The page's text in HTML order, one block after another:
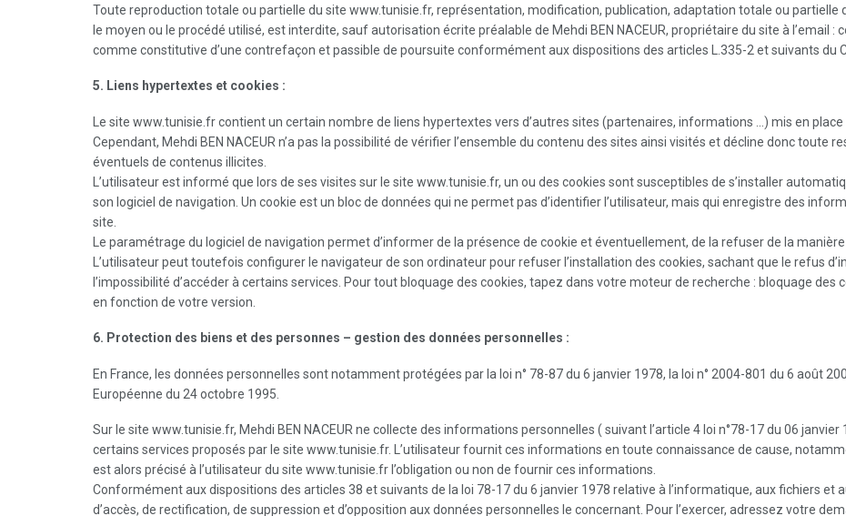
Toute reproduction totale ou partielle du site www.tunisie.fr, représentation, modification, publication, adaptation totale ou partielle
le moyen ou le procédé utilisé, est interdite, sauf autorisation écrite préalable de Mehdi BEN NACEUR, propriétaire du site à l’email
comme constitutive d’une contrefaçon et passible de poursuite conformément aux dispositions des articles L.335-2 et suivants du
5. Liens hypertextes et cookies :
Le site www.tunisie.fr contient un certain nombre de liens hypertextes vers d’autres sites (partenaires, informations …) mis en place
Cependant, Mehdi BEN NACEUR n’a pas la possibilité de vérifier l’ensemble du contenu des sites ainsi visités et décline donc toute
éventuels de contenus illicites.
L’utilisateur est informé que lors de ses visites sur le site www.tunisie.fr, un ou des cookies sont susceptibles de s’installer
son logiciel de navigation. Un cookie est un bloc de données qui ne permet pas d’identifier l’utilisateur, mais qui enregistre des
site.
Le paramétrage du logiciel de navigation permet d’informer de la présence de cookie et éventuellement, de la refuser de la manière
L’utilisateur peut toutefois configurer le navigateur de son ordinateur pour refuser l’installation des cookies, sachant que le refus
l’impossibilité d’accéder à certains services. Pour tout bloquage des cookies, tapez dans votre moteur de recherche : bloquage
en fonction de votre version.
6. Protection des biens et des personnes – gestion des données personnelles :
En France, les données personnelles sont notamment protégées par la loi n° 78-87 du 6 janvier 1978, la loi n° 2004-801 du 6 août
Européenne du 24 octobre 1995.
Sur le site www.tunisie.fr, Mehdi BEN NACEUR ne collecte des informations personnelles ( suivant l’article 4 loi n°78-17 du 06
certains services proposés par le site www.tunisie.fr. L’utilisateur fournit ces informations en toute connaissance de cause,
est alors précisé à l’utilisateur du site www.tunisie.fr l’obligation ou non de fournir ces informations.
Conformément aux dispositions des articles 38 et suivants de la loi 78-17 du 6 janvier 1978 relative à l’informatique, aux fichiers et
d’accès, de rectification, de suppression et d’opposition aux données personnelles le concernant. Pour l’exercer, adressez votre